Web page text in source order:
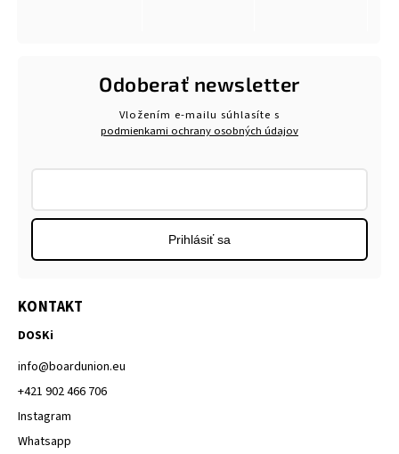
KONTAKT
DOSKi
info@boardunion.eu
+421 902 466 706
Instagram
Whatsapp
Odoberať newsletter
Vložením e-mailu súhlasíte s
podmienkami ochrany osobných údajov
Prihlásiť sa